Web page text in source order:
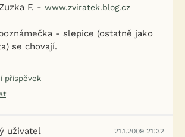
F. - www.zviratek.blog.cz
- slepice (ostatně jako
se chovají.
příspěvek
uživatel 21.1.2009 21:32